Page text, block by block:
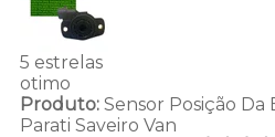
5 estrelas
otimo
Produto:Sensor Posição Da
Parati Saveiro Van